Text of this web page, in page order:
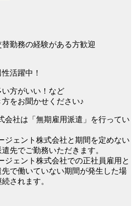
勤務の経験がある方歓迎
活躍中！
方がいい！など
をお聞かせください♪
会社は「無期雇用派遣」を行ってい
ジェント株式会社と期間を定めない
先でご勤務いただきます。
ジェント株式会社での正社員雇用と
で働いていない期間が発生した場
されます。